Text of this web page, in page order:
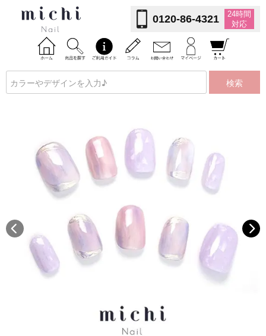
0120-86-4321
24時間
対応
検索